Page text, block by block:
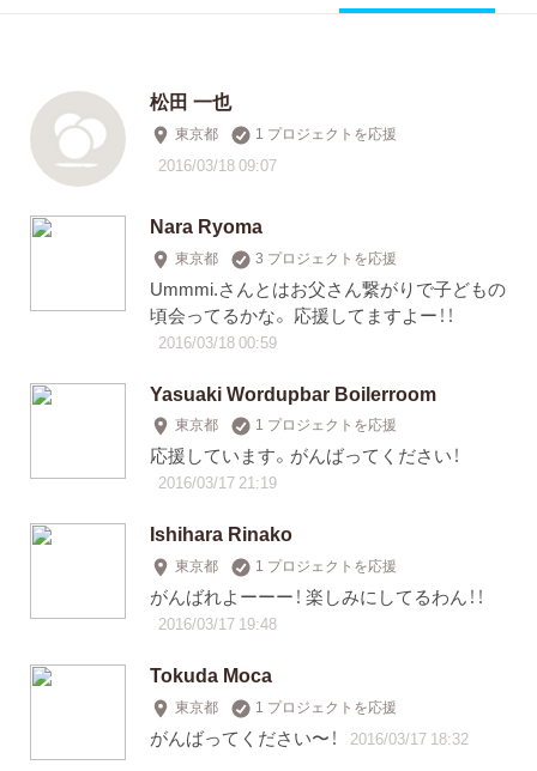
松田 一也
東京都 1 プロジェクトを応援
2016/03/18 09:07
Nara Ryoma
東京都 3 プロジェクトを応援
Ummmi.さんとはお父さん繋がりで子どもの
頃会ってるかな。 応援してますよー！！
2016/03/18 00:59
Yasuaki Wordupbar Boilerroom
東京都 1 プロジェクトを応援
応援しています。がんばってください！
2016/03/17 21:19
Ishihara Rinako
東京都 1 プロジェクトを応援
がんばれよーーー！ 楽しみにしてるわん！！
2016/03/17 19:48
Tokuda Moca
東京都 1 プロジェクトを応援
がんばってください〜！ 2016/03/17 18:32